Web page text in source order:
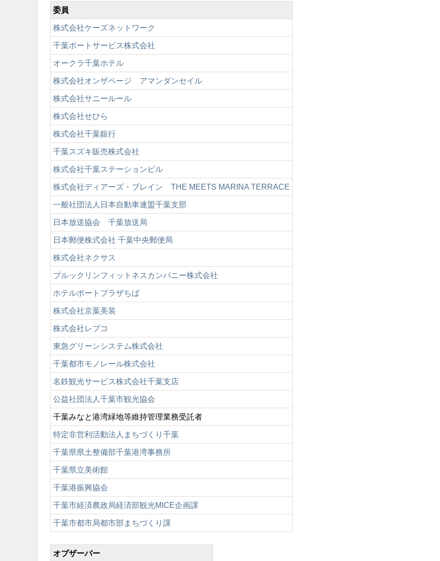
委員
株式会社ケーズネットワーク
千葉ポートサービス株式会社
オークラ千葉ホテル
株式会社オンザページ アマンダンセイル
株式会社サニールール
株式会社せひら
株式会社千葉銀行
千葉スズキ販売株式会社
株式会社千葉ステーションビル
株式会社ディアーズ・ブレイン THE MEETS MARINA TERRACE
一般社団法人日本自動車連盟千葉支部
日本放送協会 千葉放送局
日本郵便株式会社 千葉中央郵便局
株式会社ネクサス
ブルックリンフィットネスカンパニー株式会社
ホテルポートプラザちば
株式会社京葉美装
株式会社レプコ
東急グリーンシステム株式会社
千葉都市モノレール株式会社
名鉄観光サービス株式会社千葉支店
公益社団法人千葉市観光協会
千葉みなと港湾緑地等維持管理業務受託者
特定非営利活動法人まちづくり千葉
千葉県県土整備部千葉港湾事務所
千葉県立美術館
千葉港振興協会
千葉市経済農政局経済部観光MICE企画課
千葉市都市局都市部まちづくり課
オブザーバー